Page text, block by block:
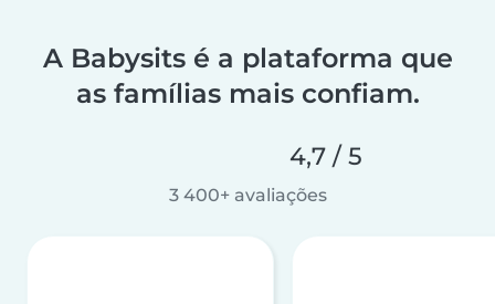
A Babysits é a plataforma que
as famílias mais confiam.
4,7 / 5
3 400+ avaliações